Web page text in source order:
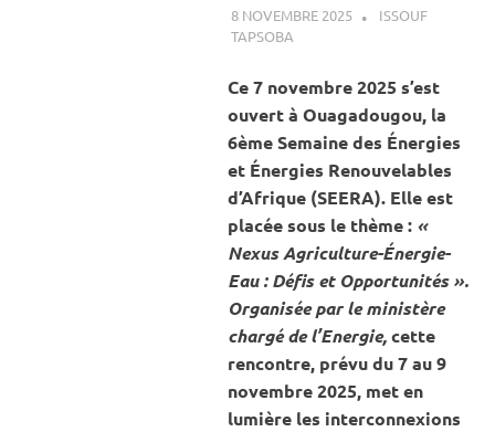
8 NOVEMBRE 2025
ISSOUF
TAPSOBAA LA UNE
Ce 7 novembre 2025 s’est
ouvert à Ouagadougou, la
6ème Semaine des Énergies
et Énergies Renouvelables
d’Afrique (SEERA). Elle est
placée sous le thème : «
Nexus Agriculture-Énergie-
Eau : Défis et Opportunités ».
Organisée par le ministère
chargé de l’Energie,cette
rencontre, prévu du 7 au 9
novembre 2025, met en
lumière les interconnexions